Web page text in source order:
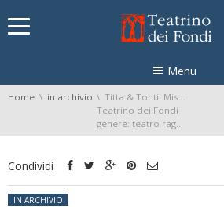
Menu
You are here:
Home in archivio
Titta & Tonti: Missione Peter Pan
Teatrino dei Fondi
genere: teatro ragazzi
Condividi
Posted in:
IN ARCHIVIO